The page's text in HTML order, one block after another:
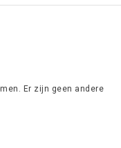
Er zijn geen andere